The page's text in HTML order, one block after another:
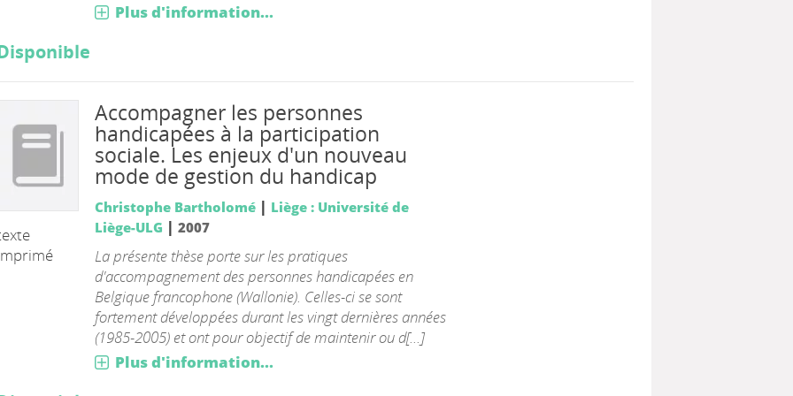
Plus d'information...
Accompagner les personnes
handicapées à la participation
sociale. Les enjeux d'un nouveau
mode de gestion du handicap
Christophe Bartholomé | Liège : Université de
Liège-ULG | 2007
La présente thèse porte sur les pratiques
d'accompagnement des personnes handicapées en
Belgique francophone (Wallonie). Celles-ci se sont
fortement développées durant les vingt dernières années
(1985-2005) et ont pour objectif de maintenir ou d[...]
Plus d'information...